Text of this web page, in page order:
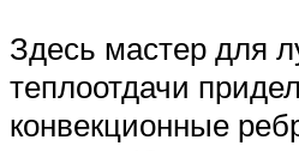
Здесь мастер для
теплоотдачи
конвекционные